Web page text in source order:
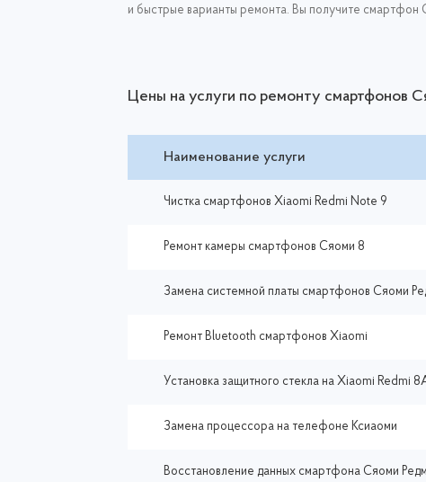
и быстрые варианты ремонта. Вы получите
Цены на услуги по ремонту смартфонов
Наименование услуги
Чистка смартфонов Xiaomi Redmi Note 9
Ремонт камеры смартфонов Сяоми 8
Замена системной платы смартфонов Сяоми
Ремонт Bluetooth смартфонов Xiaomi
Установка защитного стекла на Xiaomi Redmi
Замена процессора на телефоне Ксиаоми
Восстановление данных смартфона Сяоми